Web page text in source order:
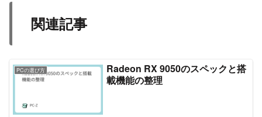
関連記事
PCの選び方
Radeon RX 9050のスペックと搭
載機能の整理